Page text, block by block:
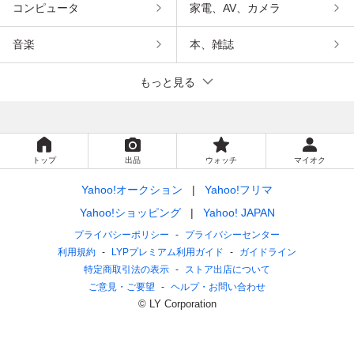
コンピュータ 家電、AV、カメラ
音楽 本、雑誌
もっと見る
トップ 出品 ウォッチ マイオク
Yahoo!オークション
Yahoo!フリマ
Yahoo!ショッピング
Yahoo! JAPAN
プライバシーポリシー
プライバシーセンター
利用規約
LYPプレミアム利用ガイド
ガイドライン
特定商取引法の表示
ストア出店について
ご意見・ご要望
ヘルプ・お問い合わせ
© LY Corporation